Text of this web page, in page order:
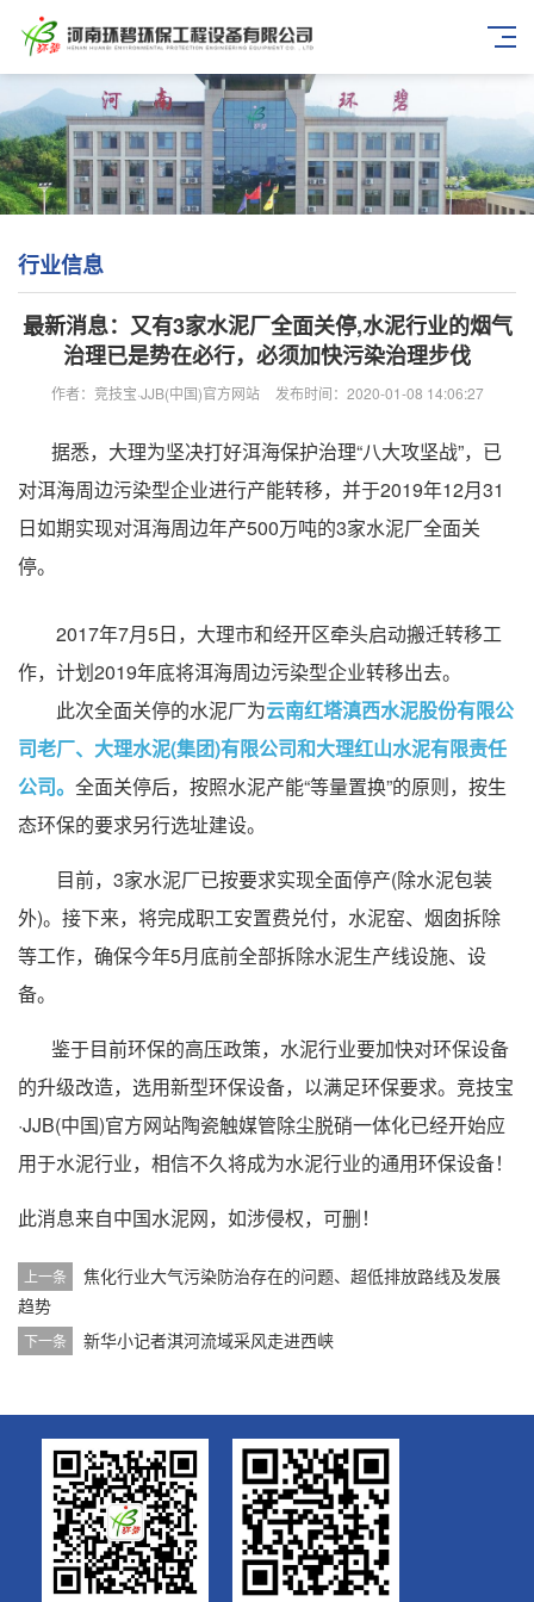
行业信息
最新消息：又有3家水泥厂全面关停,水泥行业的烟气
治理已是势在必行，必须加快污染治理步伐
作者：竞技宝·JJB(中国)官方网站 发布时间：2020-01-08 14:06:27
据悉，大理为坚决打好洱海保护治理“八大攻坚战”，已
对洱海周边污染型企业进行产能转移，并于2019年12月31
日如期实现对洱海周边年产500万吨的3家水泥厂全面关
停。
2017年7月5日，大理市和经开区牵头启动搬迁转移工
作，计划2019年底将洱海周边污染型企业转移出去。
此次全面关停的水泥厂为云南红塔滇西水泥股份有限公
司老厂、大理水泥(集团)有限公司和大理红山水泥有限责任
公司。 全面关停后，按照水泥产能“等量置换”的原则，按生
态环保的要求另行选址建设。
目前，3家水泥厂已按要求实现全面停产(除水泥包装
外)。 接下来，将完成职工安置费兑付，水泥窑、烟囱拆除
等工作，确保今年5月底前全部拆除水泥生产线设施、设
备。
鉴于目前环保的高压政策，水泥行业要加快对环保设备
的升级改造，选用新型环保设备，以满足环保要求。竞技宝
·JJB(中国)官方网站陶瓷触媒管除尘脱硝一体化已经开始应
用于水泥行业，相信不久将成为水泥行业的通用环保设备！
此消息来自中国水泥网，如涉侵权，可删！
上一条
焦化行业大气污染防治存在的问题、超低排放路线及发展
趋势
下一条 新华小记者淇河流域采风走进西峡